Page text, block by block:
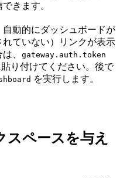
きます。
動的にダッシュボードが
ていない）リンクが表示
、 gateway.auth.token
り付けてください。後で
を実行します。
スペースを与え